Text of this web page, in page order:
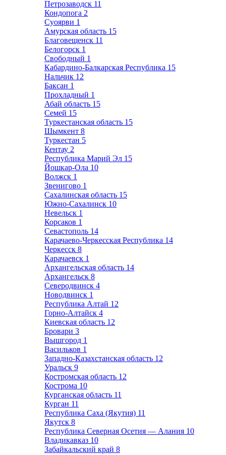
Петрозаводск 11
Кондопога 2
Суоярви 1
Амурская область 15
Благовещенск 11
Белогорск 1
Свободный 1
Кабардино-Балкарская Республика 15
Нальчик 12
Баксан 1
Прохладный 1
Абай область 15
Семей 15
Туркестанская область 15
Шымкент 8
Туркестан 5
Кентау 2
Республика Марий Эл 15
Йошкар-Ола 10
Волжск 1
Звенигово 1
Сахалинская область 15
Южно-Сахалинск 10
Невельск 1
Корсаков 1
Севастополь 14
Карачаево-Черкесская Республика 14
Черкесск 8
Карачаевск 1
Архангельская область 14
Архангельск 8
Северодвинск 4
Новодвинск 1
Республика Алтай 12
Горно-Алтайск 4
Киевская область 12
Бровари 3
Вышгород 1
Васильков 1
Западно-Казахстанская область 12
Уральск 9
Костромская область 12
Кострома 10
Курганская область 11
Курган 11
Республика Саха (Якутия) 11
Якутск 8
Республика Северная Осетия — Алания 10
Владикавказ 10
Забайкальский край 8